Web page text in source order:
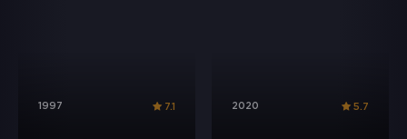
1997 7.1 2020 5.7